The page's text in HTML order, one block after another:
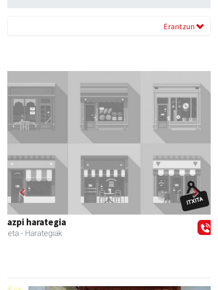
Erantzun
Itxaspe
Urnieta - Frutategiak
Previous Next